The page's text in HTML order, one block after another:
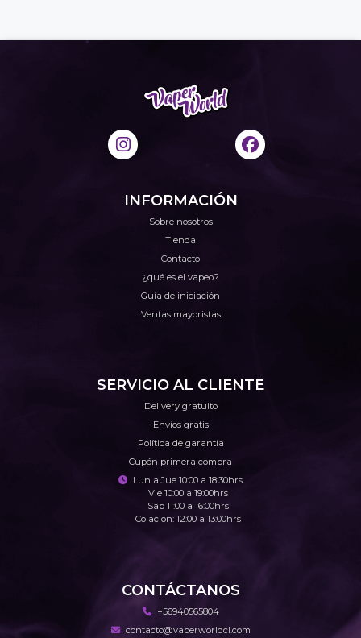
INFORMACIÓN
Sobre nosotros
Tienda
Contacto
¿qué es el vapeo?
Guía de iniciación
Ventas mayoristas
SERVICIO AL CLIENTE
Delivery gratuito
Envíos gratis
Política de garantía
Cupón primera compra
Lun a Jue 10:00 a 18:30hrs
Vie 10:00 a 19:00hrs
Sáb 11:00 a 16:00hrs
Colacion: 12:00 a 13:00hrs
CONTÁCTANOS
+56940565804
contacto@vaperworldcl.com